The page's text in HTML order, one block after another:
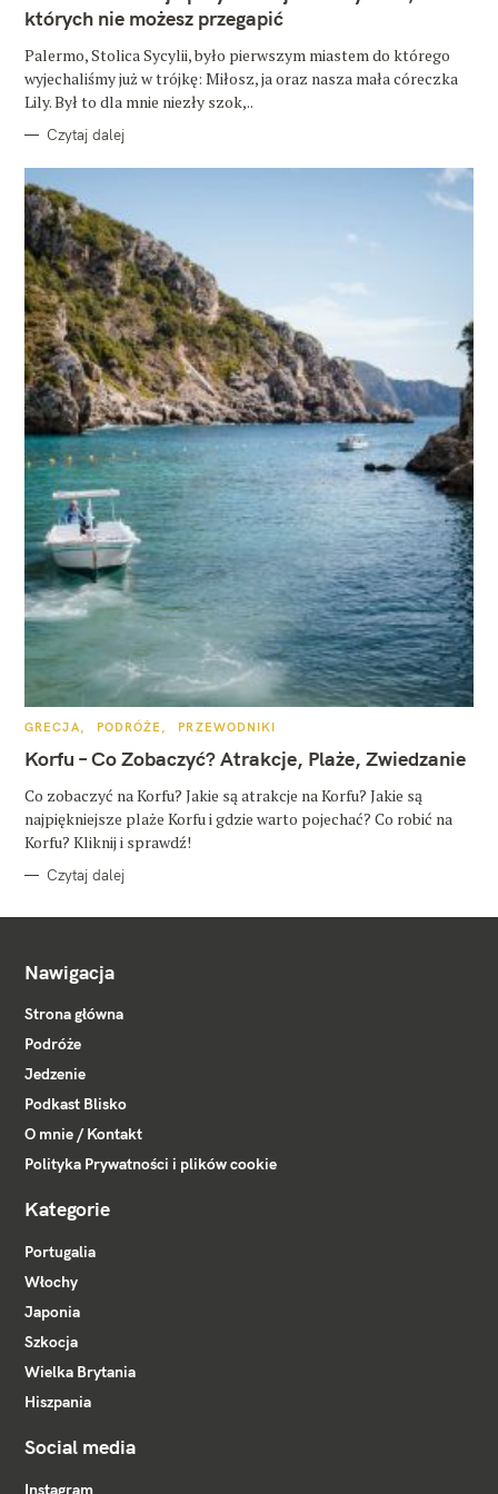
R
których nie możesz przegapić
Palermo, Stolica Sycylii, było pierwszym miastem do którego
wyjechaliśmy już w trójkę: Miłosz, ja oraz nasza mała córeczka
Lily. Był to dla mnie niezły szok,..
Czytaj dalej
K
T
E
O
R
I
GRECJA PODRÓŻE PRZEWODNIKI
Korfu – Co Zobaczyć? Atrakcje, Plaże, Zwiedzanie
Co zobaczyć na Korfu? Jakie są atrakcje na Korfu? Jakie są
najpiękniejsze plaże Korfu i gdzie warto pojechać? Co robić na
Korfu? Kliknij i sprawdź!
Czytaj dalej
Nawigacja
Strona główna
Podróże
Jedzenie
Podkast Blisko
O mnie / Kontakt
Polityka Prywatności i plików cookie
Kategorie
Portugalia
Włochy
Japonia
Szkocja
Wielka Brytania
Hiszpania
Social media
Instagram